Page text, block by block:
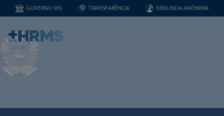
GOVERNO MS TRANSPARÊNCIA DENUNCIA ANÔNIMA